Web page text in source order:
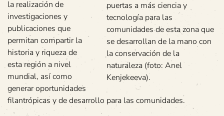
puertas a más ciencia y
tecnología para las
comunidades de esta zona que
se desarrollan de la mano con
la conservación de la
naturaleza (foto: Anel
Kenjekeeva).
la realización de
investigaciones y
publicaciones que
permitan compartir la
historia y riqueza de
esta región a nivel
mundial, así como
generar oportunidades
filantrópicas y de desarrollo para las comunidades.